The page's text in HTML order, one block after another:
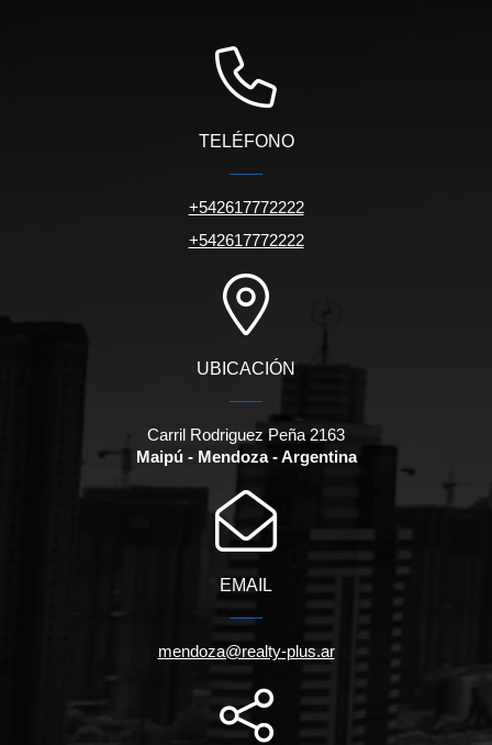
TELÉFONO
+542617772222
+542617772222
UBICACIÓN
Carril Rodriguez Peña 2163
Maipú - Mendoza - Argentina
EMAIL
mendoza@realty-plus.ar